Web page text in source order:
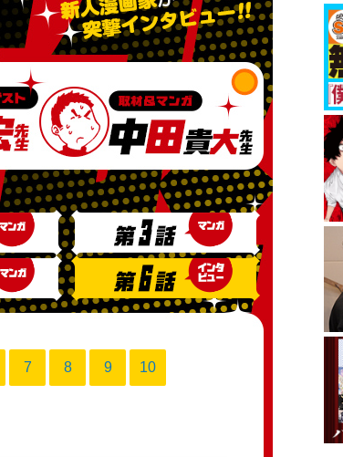
茜部先生は照れ知らず
7 8 9 10